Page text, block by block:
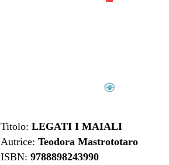
Titolo: LEGATI I MAIALI
Autrice: Teodora Mastrototaro
ISBN: 9788898243990